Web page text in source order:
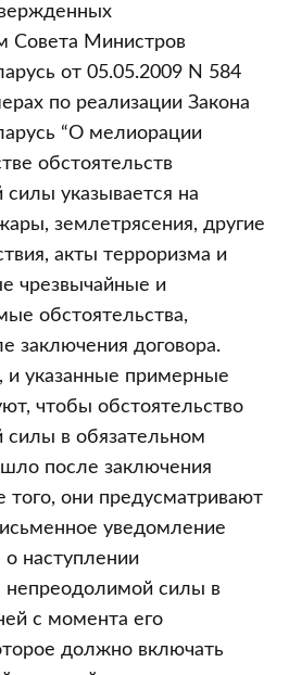
Совета Министров
от 05.05.2009 N 584
по реализации Закона
“О мелиорации
обстоятельств
указывается на
землетрясения, другие
акты терроризма и
чрезвычайные и
обстоятельства,
заключения договора.
и указанные примерные
чтобы обстоятельство
в обязательном
после заключения
того, они предусматривают
уведомление
наступлении
непреодолимой силы в
с момента его
должно включать